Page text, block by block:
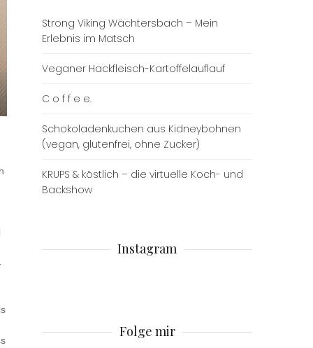
Strong Viking Wächtersbach – Mein
Erlebnis im Matsch
Veganer Hackfleisch-Kartoffelauflauf
C o f f e e.
Schokoladenkuchen aus Kidneybohnen
(vegan, glutenfrei, ohne Zucker)
KRUPS & köstlich – die virtuelle Koch- und
Backshow
Instagram
Folge mir